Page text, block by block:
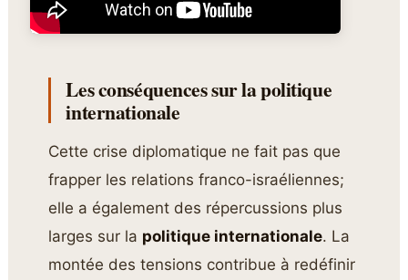
Les conséquences sur la politique
internationale
Cette crise diplomatique ne fait pas que
frapper les relations franco-israéliennes;
elle a également des répercussions plus
larges sur la politique internationale. La
montée des tensions contribue à redéfinir